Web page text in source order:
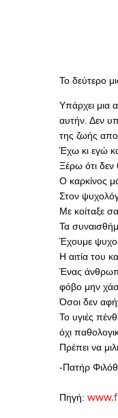
Το δεύτερο
Υπάρχει μια
αυτήν. Δεν
της ζωής
Έχω κι εγώ
Ξέρω ότι
Ο καρκίνος
Στον
Με κοίταξε
Τα
Έχουμε
Η αιτία του
Ένας
φόβο μην
Όσοι δεν
Το υγιές
όχι
Πρέπει να
-Πατήρ
Πηγή: